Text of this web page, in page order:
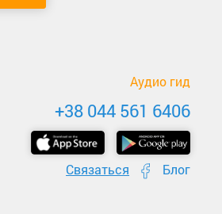
Аудио гид
+38 044 561 6406
Связаться Блог